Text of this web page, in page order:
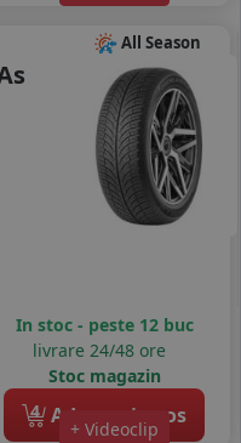
All Season
+ Videoclip
In stoc - peste 12 buc
livrare 24/48 ore
Stoc magazin
4 Adauga in cos